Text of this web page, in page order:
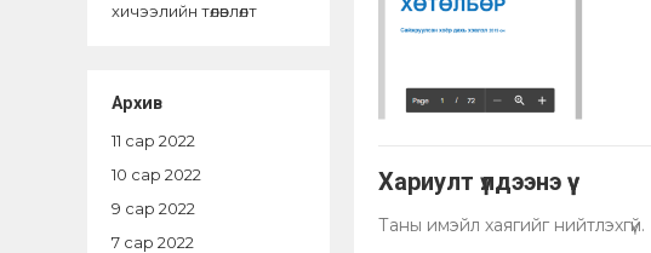
хичээлийн төлөвлөлт
Архив
11 сар 2022
10 сар 2022
9 сар 2022
7 сар 2022
Хариулт үлдээнэ үү
Таны имэйл хаягийг нийтлэхгүй.